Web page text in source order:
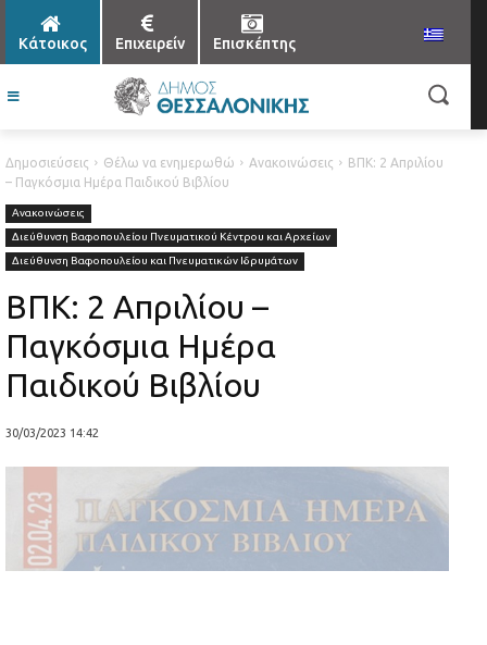
Κάτοικος Επιχειρείν Επισκέπτης
Δημοσιεύσεις Θέλω να ενημερωθώ Ανακοινώσεις
ΒΠΚ: 2 Απριλίου
– Παγκόσμια Ημέρα Παιδικού Βιβλίου
Ανακοινώσεις
Διεύθυνση Βαφοπουλείου Πνευματικού Κέντρου και Αρχείων
Διεύθυνση Βαφοπουλείου και Πνευματικών Ιδρυμάτων
ΒΠΚ: 2 Απριλίου –
Παγκόσμια Ημέρα
Παιδικού Βιβλίου
30/03/2023 14:42